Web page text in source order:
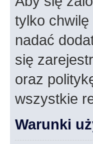
tylko
nadać
się
oraz
wszystkie
Warunki